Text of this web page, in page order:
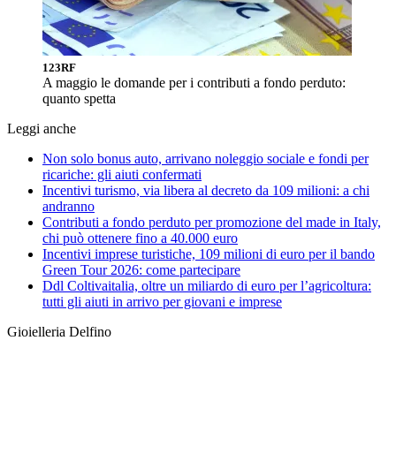
123RF
A maggio le domande per i contributi a fondo perduto:
quanto spetta
Leggi anche
Non solo bonus auto, arrivano noleggio sociale e fondi per
ricariche: gli aiuti confermati
Incentivi turismo, via libera al decreto da 109 milioni: a chi
andranno
Contributi a fondo perduto per promozione del made in Italy,
chi può ottenere fino a 40.000 euro
Incentivi imprese turistiche, 109 milioni di euro per il bando
Green Tour 2026: come partecipare
Ddl Coltivaitalia, oltre un miliardo di euro per l’agricoltura:
tutti gli aiuti in arrivo per giovani e imprese
Gioielleria Delfino